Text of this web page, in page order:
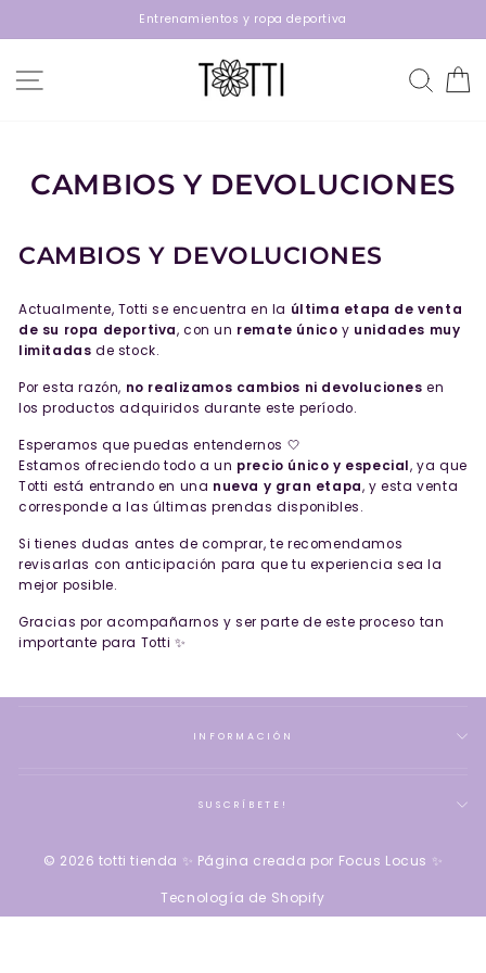
contenido
Entrenamientos y ropa deportiva
CAMBIOS Y DEVOLUCIONES
CAMBIOS Y DEVOLUCIONES
Actualmente, Totti se encuentra en la última etapa de venta
de su ropa deportiva, con un remate único y unidades muy
limitadas de stock.
Por esta razón, no realizamos cambios ni devoluciones en
los productos adquiridos durante este período.
Esperamos que puedas entendernos 🤍
Estamos ofreciendo todo a un precio único y especial, ya que
Totti está entrando en una nueva y gran etapa, y esta venta
corresponde a las últimas prendas disponibles.
Si tienes dudas antes de comprar, te recomendamos
revisarlas con anticipación para que tu experiencia sea la
mejor posible.
Gracias por acompañarnos y ser parte de este proceso tan
importante para Totti ✨
INFORMACIÓN
SUSCRÍBETE!
© 2026 totti tienda ✨ Página creada por Focus Locus ✨
Tecnología de Shopify